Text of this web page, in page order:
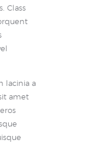
Class
lacinia a
amet